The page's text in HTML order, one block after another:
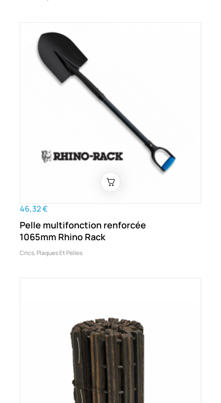
46,32 €
Pelle multifonction renforcée
1065mm Rhino Rack
Crics, Plaques Et Pelles